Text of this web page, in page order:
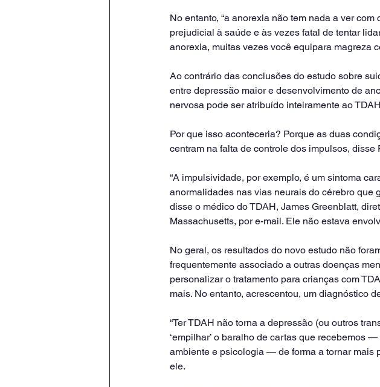
No entanto, “a anorexia não tem nada a ver
prejudicial à saúde e às vezes fatal de tentar
anorexia, muitas vezes você equipara magreza
Ao contrário das conclusões do estudo sobre
entre depressão maior e desenvolvimento de
nervosa pode ser atribuído inteiramente ao
Por que isso aconteceria? Porque as duas
centram na falta de controle dos impulsos, disse
“A impulsividade, por exemplo, é um sintoma
anormalidades nas vias neurais do cérebro que
disse o médico do TDAH, James Greenblatt,
Massachusetts, por e-mail. Ele não estava
No geral, os resultados do novo estudo não
frequentemente associado a outras doenças
personalizar o tratamento para crianças com
mais. No entanto, acrescentou, um diagnóstico
“Ter TDAH não torna a depressão (ou outros
‘empilhar’ o baralho de cartas que recebemos
ambiente e psicologia — de forma a tornar mais
ele.